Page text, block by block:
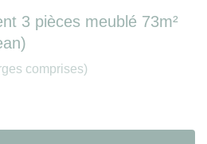
3 pièces meublé 73m²
comprises)